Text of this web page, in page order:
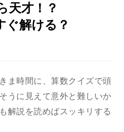
天才！？
ぐ解ける？
ま時間に、算数クイズで頭
うに見えて意外と難しいか
解説を読めばスッキリする